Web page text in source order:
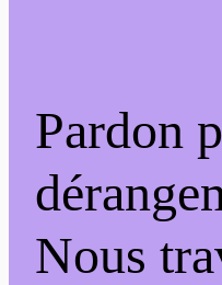
Pardon
Nous